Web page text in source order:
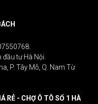
tư Hà Nội.
P. Tây Mỗ, Q. Nam Từ
RẺ - CHỢ Ô TÔ SỐ 1 HÀ